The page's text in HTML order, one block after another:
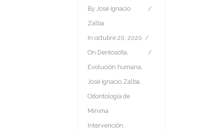
By José Ignacio
Zalba
In octubre 20, 2020
On Dentosofia,
Evolución humana,
José Ignacio Zalba,
Odontología de
Mínima
Intervención,